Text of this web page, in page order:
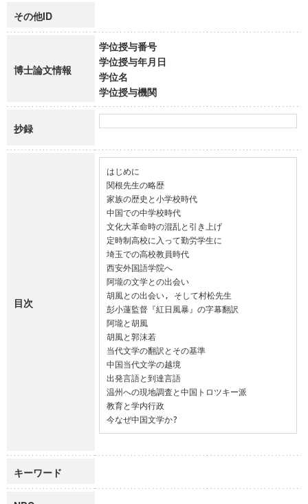
その他ID
博士論文情報
学位授与番号
学位授与年月日
学位名
学位授与機関
抄録
目次
はじめに
関根先生の略歴
家族の歴史と小学校時代
中国での中学校時代
文化大革命時の混乱と引き上げ
定時制高校に入って勤労学生に
埼玉での高校教員時代
西安外国語学院へ
阿壠の文学との出会い
胡風との出会い, そして村松先生
彭小蓮監督『紅日風暴』の字幕翻訳
阿壠と胡風
胡風と郭沫若
当代文学の翻訳とその基準
中国当代文学の越境
出発言語と到達言語
温州への現地調査と中国トロツキー派
教育と学内行政
今なぜ中国文学か?
キーワード